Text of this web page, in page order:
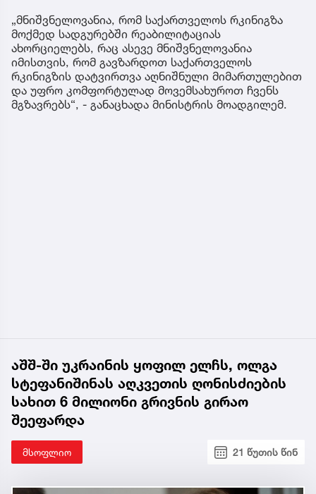
„მნიშვნელოვანია, რომ საქართველოს რკინიგზა
მოქმედ სადგურებში რეაბილიტაციას
ახორციელებს, რაც ასევე მნიშვნელოვანია
იმისთვის, რომ გავზარდოთ საქართველოს
რკინიგზის დატვირთვა აღნიშნული მიმართულებით
და უფრო კომფორტულად მოვემსახუროთ ჩვენს
მგზავრებს“, - განაცხადა მინისტრის მოადგილემ.
აშშ-ში უკრაინის ყოფილ ელჩს, ოლგა
სტეფანიშინას აღკვეთის ღონისძიების
სახით 6 მილიონი გრივნის გირაო
შეეფარდა
მსოფლიო 21 წუთის წინ